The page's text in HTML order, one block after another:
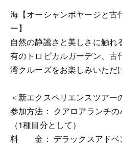
海【オーシャンボヤージと古
ー】
自然の静謐さと美しさに触
有のトロピカルガーデン、古
湾クルーズをお楽しみいただ
＜新エクスペリエンスツアー
参加方法： クアロアランチ
（1種目分として）
料 金： デラックスアドベ